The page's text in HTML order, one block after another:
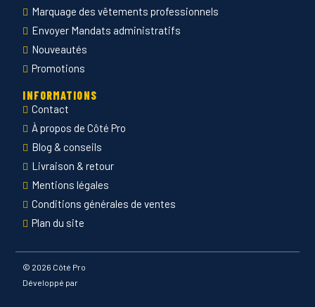
Marquage des vêtements professionnels
Envoyer Mandats administratifs
Nouveautés
Promotions
INFORMATIONS
Contact
À propos de Côté Pro
Blog & conseils
Livraison & retour
Mentions légales
Conditions générales de ventes
Plan du site
© 2026 Côté Pro
Développé par